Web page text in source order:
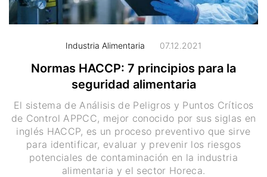
Industria Alimentaria 07.12.2021
Normas HACCP: 7 principios para la
seguridad alimentaria
El sistema de Análisis de Peligros y Puntos Críticos
de Control APPCC, mejor conocido por sus siglas en
inglés HACCP, es un proceso preventivo que sirve
para identificar, evaluar y prevenir los riesgos
potenciales de contaminación en la industria
alimentaria y el sector Horeca.